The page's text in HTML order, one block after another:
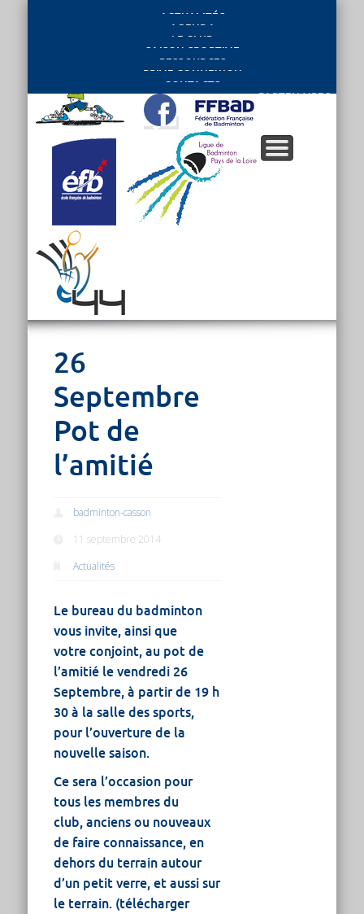
ACTUALITÉS
AGENDA
LE CLUB
SAISON SPORTIVE
RESSOURCES
PRIVE CONNEXION
CONTACTS
PARTENAIRES
26
Septembre
Pot de
l’amitié
badminton-casson
11 septembre 2014
Actualités
Le bureau du badminton
vous invite, ainsi que
votre conjoint, au pot de
l’amitié le vendredi 26
Septembre, à partir de 19 h
30 à la salle des sports,
pour l’ouverture de la
nouvelle saison.
Ce sera l’occasion pour
tous les membres du
club, anciens ou nouveaux
de faire connaissance, en
dehors du terrain autour
d’un petit verre, et aussi sur
le terrain. (télécharger